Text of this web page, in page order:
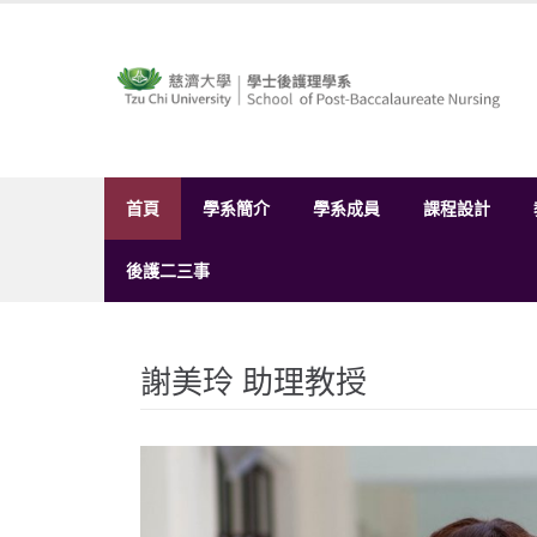
首頁 學系簡介 學系成員 課程設計
後護二三事
謝美玲 助理教授